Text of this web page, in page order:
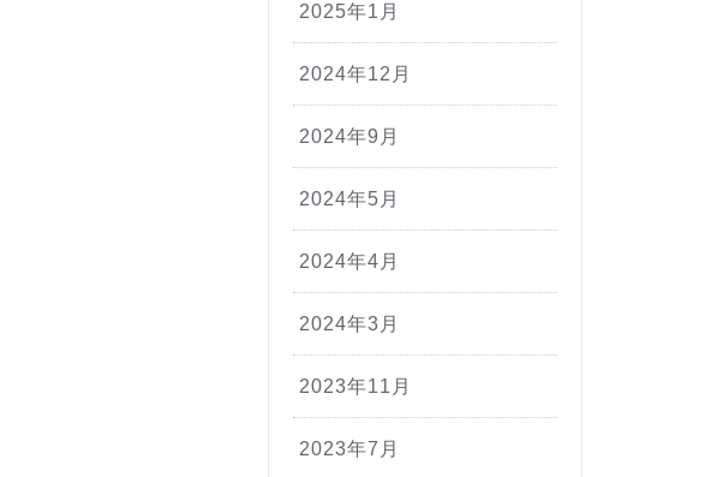
2025年1月
2024年12月
2024年9月
2024年5月
2024年4月
2024年3月
2023年11月
2023年7月